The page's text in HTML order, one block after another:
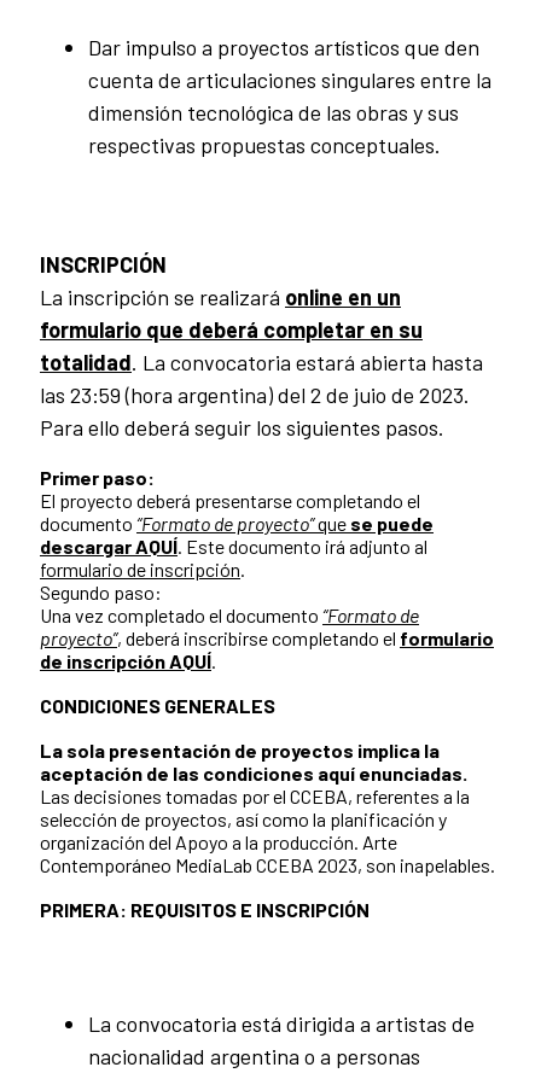
Dar impulso a proyectos artísticos que den
cuenta de articulaciones singulares entre la
dimensión tecnológica de las obras y sus
respectivas propuestas conceptuales.
INSCRIPCIÓN
La inscripción se realizará online en un
formulario que deberá completar en su
totalidad. La convocatoria estará abierta hasta
las 23:59 (hora argentina) del 2 de juio de 2023.
Para ello deberá seguir los siguientes pasos.
Primer paso:
El proyecto deberá presentarse completando el
documento “Formato de proyecto”que se puede
descargar AQUÍ . Este documento irá adjunto al
formulario de inscripción
Segundo paso:
Una vez completado el documento “Formato de
proyecto”, deberá inscribirse completando el formulario
de inscripción AQUÍ
CONDICIONES GENERALES
La sola presentación de proyectos implica la
aceptación de las condiciones aquí enunciadas.
Las decisiones tomadas por el CCEBA, referentes a la
selección de proyectos, así como la planificación y
organización del Apoyo a la producción. Arte
Contemporáneo MediaLab CCEBA 2023, son inapelables.
PRIMERA: REQUISITOS E INSCRIPCIÓN
La convocatoria está dirigida a artistas de
nacionalidad argentina o a personas